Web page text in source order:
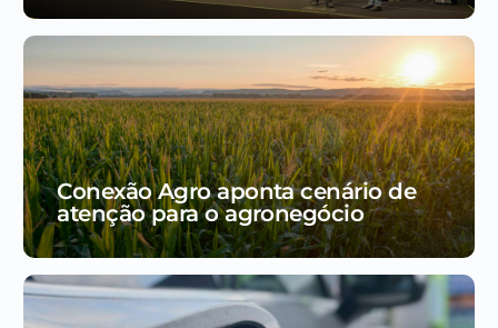
Conexão Agro aponta cenário de
atenção para o agronegócio